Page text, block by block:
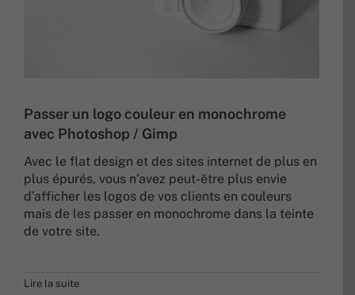
Passer un logo couleur en monochrome
avec Photoshop / Gimp
Avec le flat design et des sites internet de plus en
plus épurés, vous n’avez peut-être plus envie
d’afficher les logos de vos clients en couleurs
mais de les passer en monochrome dans la teinte
de votre site.
Lire la suite